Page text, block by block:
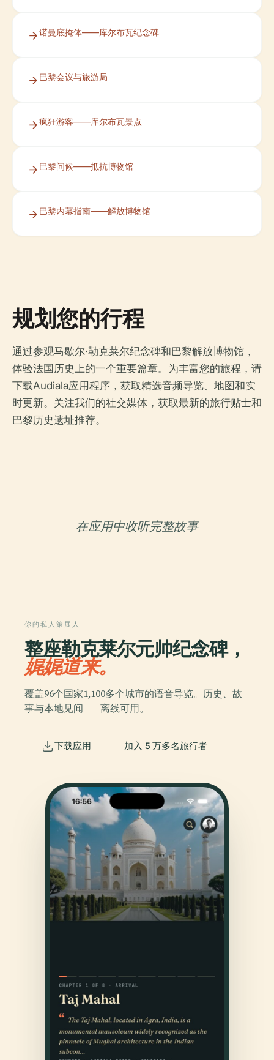
诺曼底掩体——库尔布瓦纪念碑
巴黎会议与旅游局
疯狂游客——库尔布瓦景点
巴黎问候——抵抗博物馆
巴黎内幕指南——解放博物馆
规划您的行程
通过参观马歇尔·勒克莱尔纪念碑和巴黎解放博物馆，
体验法国历史上的一个重要篇章。为丰富您的旅程，请
下载Audiala应用程序，获取精选音频导览、地图和实
时更新。关注我们的社交媒体，获取最新的旅行贴士和
巴黎历史遗址推荐。
在应用中收听完整故事
你的私人策展人
整座勒克莱尔元帅纪念碑，
娓娓道来。
覆盖96个国家1,100多个城市的语音导览。历史、故
事与本地见闻——离线可用。
下载应用 加入 5 万多名旅行者